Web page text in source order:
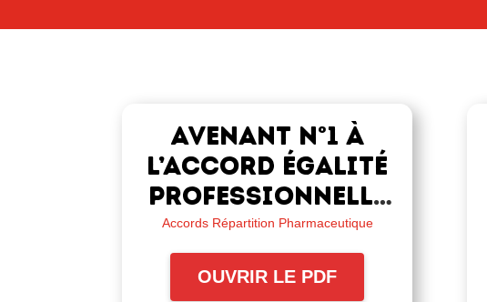
Avenant n°1 à
l’accord égalité
professionnelle
du 1er avril 2021
Accords Répartition Pharmaceutique
OUVRIR LE PDF